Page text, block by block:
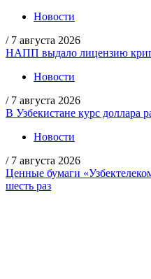
Новости
/ 7 августа 2026
НАПП выдало лицензию
Новости
/ 7 августа 2026
В Узбекистане курс доллара
Новости
/ 7 августа 2026
Ценные бумаги
шесть раз